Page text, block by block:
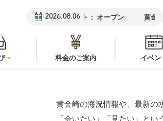
2026.08.06黄金崎ビーチ： オープン
料金のご案内 イベン
黄金崎の海況情報や、最新の
「会いたい」「見たい」と